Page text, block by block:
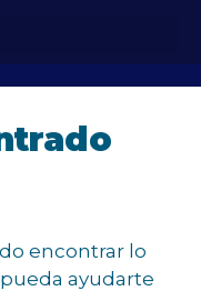
encontrar lo
ayudarte